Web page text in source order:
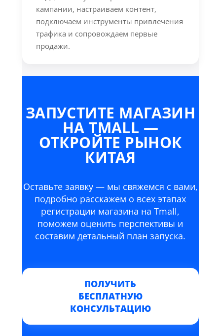
кампании, настраиваем контент,
подключаем инструменты привлечения
трафика и сопровождаем первые
продажи.
ЗАПУСТИТЕ МАГАЗИН
НА TMALL —
ОТКРОЙТЕ РЫНОК
КИТАЯ
Оставьте заявку — мы свяжемся с вами,
подробно расскажем о всех этапах
регистрации магазина на Tmall,
поможем оценить перспективы и
составим детальный план запуска.
ПОЛУЧИТЬ
БЕСПЛАТНУЮ
КОНСУЛЬТАЦИЮ